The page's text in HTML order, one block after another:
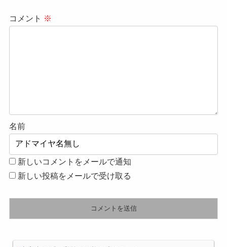
コメント ※
名前
新しいコメントをメールで通知
新しい投稿をメールで受け取る